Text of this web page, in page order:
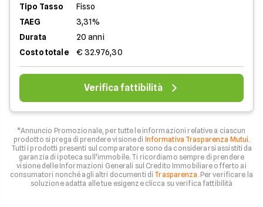
Tipo Tasso
Fisso
TAEG
3,31%
Durata
20 anni
Costo totale
€ 32.976,30
Verifica fattibilità
*Annuncio Promozionale, per tutte le informazioni relative a ciascun
prodotto si prega di prendere visione di Informativa Trasparenza Mutui.
Tutti i prodotti presenti sul comparatore sono da considerarsi assistiti da
garanzia di ipoteca sull'immobile. Ti ricordiamo sempre di prendere
visione delle Informazioni Generali sul Credito Immobiliare offerto ai
consumatori nonché agli altri documenti di Trasparenza . Per verificare la
soluzione adatta alle tue esigenze clicca su verifica fattibilità